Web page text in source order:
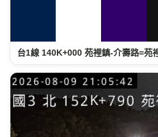
台1線 140K+000 苑裡鎮-介壽路=苑